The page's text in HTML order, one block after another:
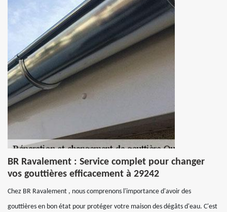
BR Ravalement : Service complet pour changer
vos gouttières efficacement à 29242
Chez BR Ravalement , nous comprenons l'importance d'avoir des
gouttières en bon état pour protéger votre maison des dégâts d'eau. C'est